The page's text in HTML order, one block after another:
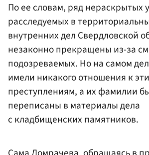
По ее словам, ряд нераскрытых
расследуемых в
внутренних дел Свердловской
незаконно прекращены из-за
подозреваемых. Но на самом
имели никакого отношения к
преступлениям, а их фамилии
переписаны в материалы дела
с кладбищенских памятников.